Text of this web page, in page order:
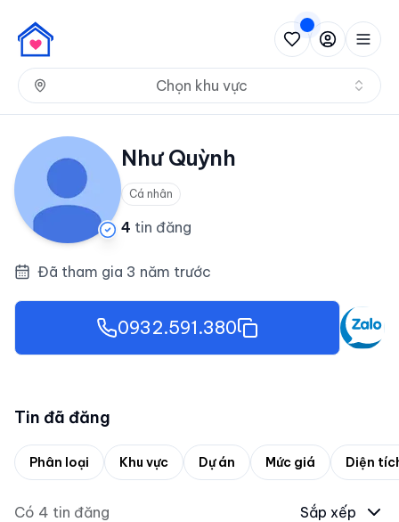
Chọn khu vực
Như Quỳnh
Cá nhân
4 tin đăng
Đã tham gia 3 năm trước
0932.591.380
Tin đã đăng
Phân loại Khu vực Dự án Mức giá Diện
Có 4 tin đăng Sắp xếp